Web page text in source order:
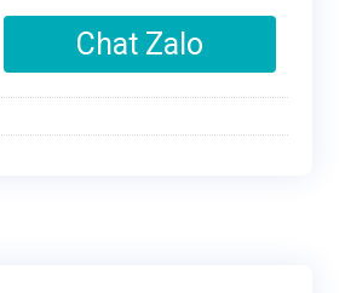
Chat Zalo